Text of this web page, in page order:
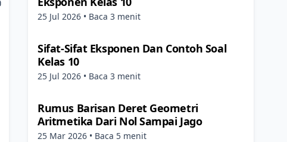
25 Jul 2026 • Baca 3 menit
Sifat-Sifat Eksponen Dan Contoh Soal
Kelas 10
25 Jul 2026 • Baca 3 menit
Rumus Barisan Deret Geometri
Aritmetika Dari Nol Sampai Jago
25 Mar 2026 • Baca 5 menit